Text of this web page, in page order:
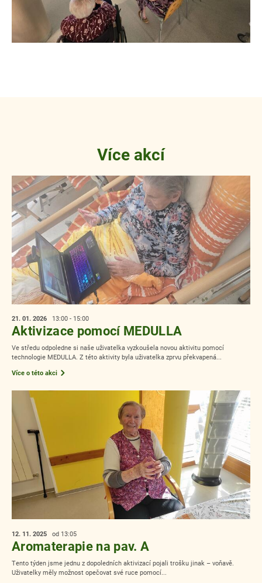
Více akcí
21. 01. 2026 13:00 - 15:00
Aktivizace pomocí MEDULLA
Ve středu odpoledne si naše uživatelka vyzkoušela novou aktivitu pomocí
technologie MEDULLA. Z této aktivity byla uživatelka zprvu překvapená...
Více o této akci
12. 11. 2025 od 13:05
Aromaterapie na pav. A
Tento týden jsme jednu z dopoledních aktivizací pojali trošku jinak – voňavě.
Uživatelky měly možnost opečovat své ruce pomocí...